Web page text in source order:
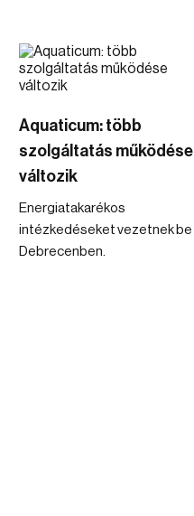
Aquaticum: több
szolgáltatás működése
változik
Energiatakarékos
intézkedéseket vezetnek be
Debrecenben.